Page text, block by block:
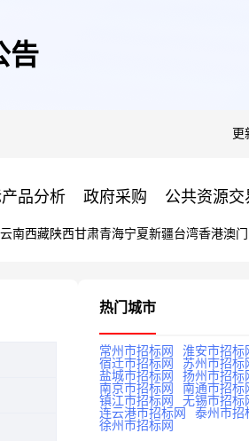
告
更
品分析 政府采购 公共资源交
云南西藏陕西甘肃青海宁夏新疆台湾香港澳门
热门城市
常州市招标网
淮安市招标
宿迁市招标网
苏州市招标
盐城市招标网
扬州市招标
南京市招标网
南通市招标
镇江市招标网
无锡市招标
连云港市招标网
泰州市招
徐州市招标网